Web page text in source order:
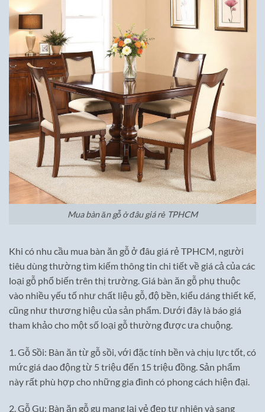
Mua bàn ăn gỗ ở đâu giá rẻ TPHCM
Khi có nhu cầu mua bàn ăn gỗ ở đâu giá rẻ TPHCM, người
tiêu dùng thường tìm kiếm thông tin chi tiết về giá cả của các
loại gỗ phổ biến trên thị trường. Giá bàn ăn gỗ phụ thuộc
vào nhiều yếu tố như chất liệu gỗ, độ bền, kiểu dáng thiết kế,
cũng như thương hiệu của sản phẩm. Dưới đây là báo giá
tham khảo cho một số loại gỗ thường được ưa chuộng.
1. Gỗ Sồi: Bàn ăn từ gỗ sồi, với đặc tính bền và chịu lực tốt, có
mức giá dao động từ 5 triệu đến 15 triệu đồng. Sản phẩm
này rất phù hợp cho những gia đình có phong cách hiện đại.
2. Gỗ Gụ: Bàn ăn gỗ gụ mang lại vẻ đẹp tự nhiên và sang